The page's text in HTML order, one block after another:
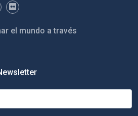
el mundo a través